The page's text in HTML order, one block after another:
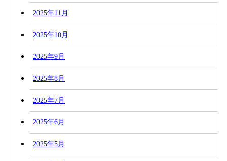
2025年11月
2025年10月
2025年9月
2025年8月
2025年7月
2025年6月
2025年5月